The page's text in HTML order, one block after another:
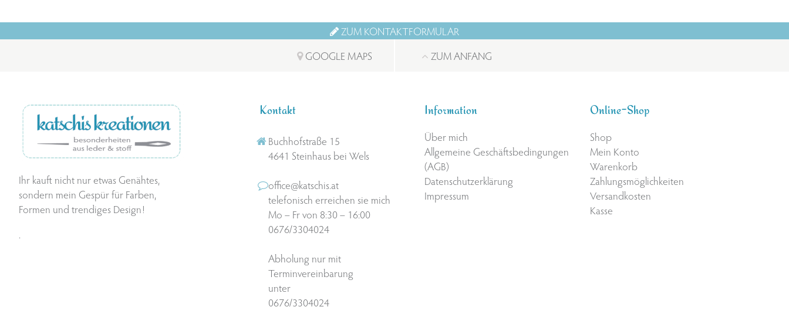
ZUM KONTAKTFORMULAR
GOOGLE MAPS
ZUM ANFANG
Ihr kauft nicht nur etwas Genähtes,
sondern mein Gespür für Farben,
Formen und trendiges Design!
.
Kontakt
Buchhofstraße 15
4641 Steinhaus bei Wels
office@katschis.at
telefonisch erreichen sie mich
Mo – Fr von 8:30 – 16:00
0676/3304024
Abholung nur mit
Terminvereinbarung
unter
0676/3304024
Information
Über mich
Allgemeine Geschäftsbedingungen
(AGB)
Datenschutzerklärung
Impressum
Online-Shop
Shop
Mein Konto
Warenkorb
Zahlungsmöglichkeiten
Versandkosten
Kasse